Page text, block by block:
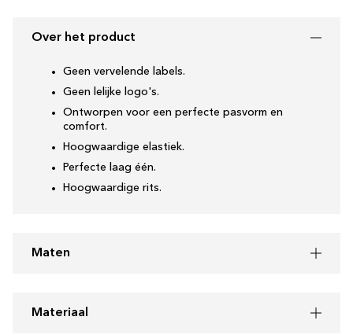
Over het product
Geen vervelende labels.
Geen lelijke logo's.
Ontworpen voor een perfecte pasvorm en
comfort.
Hoogwaardige elastiek.
Perfecte laag één.
Hoogwaardige rits.
Maten
Materiaal